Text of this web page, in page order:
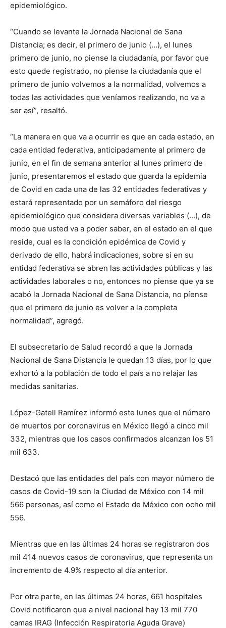
epidemiológico.
“Cuando se levante la Jornada Nacional de Sana
Distancia; es decir, el primero de junio (…), el lunes
primero de junio, no piense la ciudadanía, por favor que
esto quede registrado, no piense la ciudadanía que el
primero de junio volvemos a la normalidad, volvemos a
todas las actividades que veníamos realizando, no va a
ser así”, resaltó.
“La manera en que va a ocurrir es que en cada estado, en
cada entidad federativa, anticipadamente al primero de
junio, en el fin de semana anterior al lunes primero de
junio, presentaremos el estado que guarda la epidemia
de Covid en cada una de las 32 entidades federativas y
estará representado por un semáforo del riesgo
epidemiológico que considera diversas variables (…), de
modo que usted va a poder saber, en el estado en el que
reside, cual es la condición epidémica de Covid y
derivado de ello, habrá indicaciones, sobre si en su
entidad federativa se abren las actividades públicas y las
actividades laborales o no, entonces no piense que ya se
acabó la Jornada Nacional de Sana Distancia, no píense
que el primero de junio es volver a la completa
normalidad”, agregó.
El subsecretario de Salud recordó a que la Jornada
Nacional de Sana Distancia le quedan 13 días, por lo que
exhortó a la población de todo el país a no relajar las
medidas sanitarias.
López-Gatell Ramírez informó este lunes que el número
de muertos por coronavirus en México llegó a cinco mil
332, mientras que los casos confirmados alcanzan los 51
mil 633.
Destacó que las entidades del país con mayor número de
casos de Covid-19 son la Ciudad de México con 14 mil
566 personas, así como el Estado de México con ocho mil
556.
Mientras que en las últimas 24 horas se registraron dos
mil 414 nuevos casos de coronavirus, que representa un
incremento de 4.9% respecto al día anterior.
Por otra parte, en las últimas 24 horas, 661 hospitales
Covid notificaron que a nivel nacional hay 13 mil 770
camas IRAG (Infección Respiratoria Aguda Grave)